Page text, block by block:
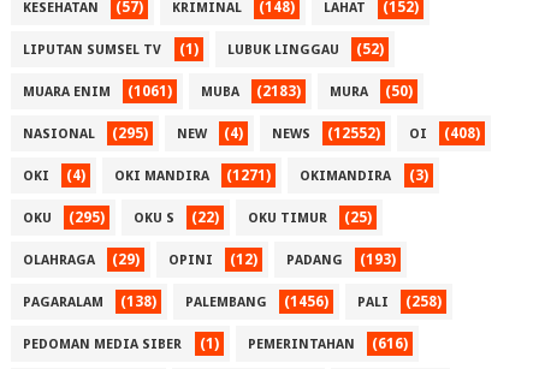
KESEHATAN (57) KRIMINAL (148) LAHAT (152)
LIPUTAN SUMSEL TV (1) LUBUK LINGGAU (52)
MUARA ENIM (1061) MUBA (2183) MURA (50)
NASIONAL (295) NEW (4) NEWS (12552) OI (408)
OKI (4) OKI MANDIRA (1271) OKIMANDIRA (3)
OKU (295) OKU S (22) OKU TIMUR (25)
OLAHRAGA (29) OPINI (12) PADANG (193)
PAGARALAM (138) PALEMBANG (1456) PALI (258)
PEDOMAN MEDIA SIBER (1) PEMERINTAHAN (616)